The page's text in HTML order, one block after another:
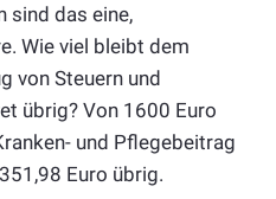
sind das eine,
Wie viel bleibt dem
von Steuern und
übrig? Von 1600 Euro
und Pflegebeitrag
Euro übrig.